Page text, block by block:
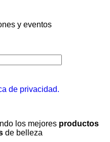
y eventos
de privacidad.
los mejores productos
de belleza